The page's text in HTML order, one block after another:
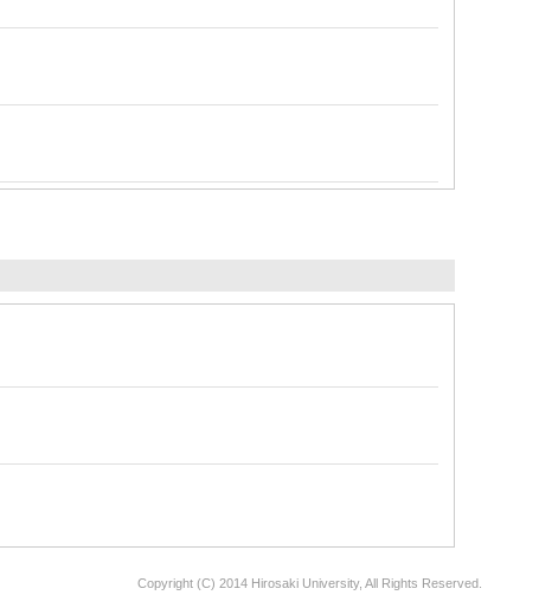
Copyright (C) 2014 Hirosaki University, All Rights Reserved.